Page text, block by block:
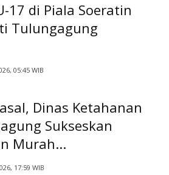
17 di Piala Soeratin
Tulungagung
05:45 WIB
Dinas Ketahanan
Sukseskan
Murah...
17:59 WIB